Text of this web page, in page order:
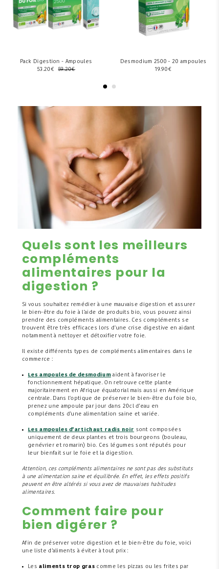
Pack Digestion - Ampoules
€
59.20
€
53.20
Desmodium 2500 - 20 ampoules
€
19.90
Quels sont les meilleurs
compléments
alimentaires pour la
digestion ?
Si vous souhaitez remédier à une mauvaise digestion et assurer
le bien-être du foie à l’aide de produits bio, vous pouvez ainsi
prendre des compléments alimentaires. Ces compléments se
trouvent être très efficaces lors d’une crise digestive en aidant
notamment à nettoyer et détoxifier votre foie.
Il existe différents types de compléments alimentaires dans le
commerce :
Les ampoules de desmodium aident à favoriser le
fonctionnement hépatique. On retrouve cette plante
majoritairement en Afrique équatorial mais aussi en Amérique
centrale. Dans l’optique de préserver le bien-être du foie bio,
prenez une ampoule par jour dans 20cl d’eau en
compléments d’une alimentation saine et variée.
Les ampoules d’artichaut radis noir sont composées
uniquement de deux plantes et trois bourgeons (bouleau,
genévrier et romarin) bio. Ces légumes sont réputés pour
leur bienfait sur le foie et la digestion.
Attention, ces compléments alimentaires ne sont pas des substituts
à une alimentation saine et équilibrée. En effet, les effets positifs
peuvent en être altérés si vous avez de mauvaises habitudes
alimentaires.
Comment faire pour
bien digérer ?
Afin de préserver votre digestion et le bien-être du foie, voici
une liste d’aliments à éviter à tout prix :
Les aliments trop gras comme les pizzas ou les frites par